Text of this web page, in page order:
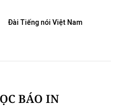
Đài Tiếng nói Việt Nam
BÁO IN